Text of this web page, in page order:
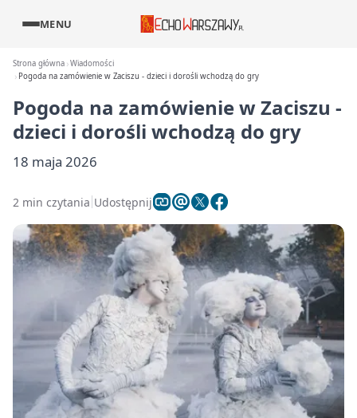
MENU
Strona główna Wiadomości
Pogoda na zamówienie w Zaciszu - dzieci i dorośli wchodzą do gry
Pogoda na zamówienie w Zaciszu -
dzieci i dorośli wchodzą do gry
18 maja 2026
2 min czytania Udostępnij